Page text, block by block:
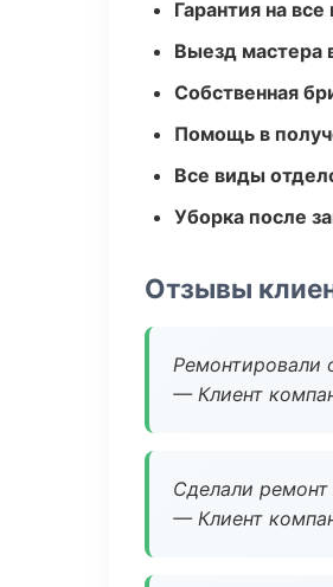
Гарантия на
Выезд мастера
Собственная
Помощь в
Все виды
Уборка после
Отзывы
Ремонтировали
— Клиент
Сделали
— Клиент